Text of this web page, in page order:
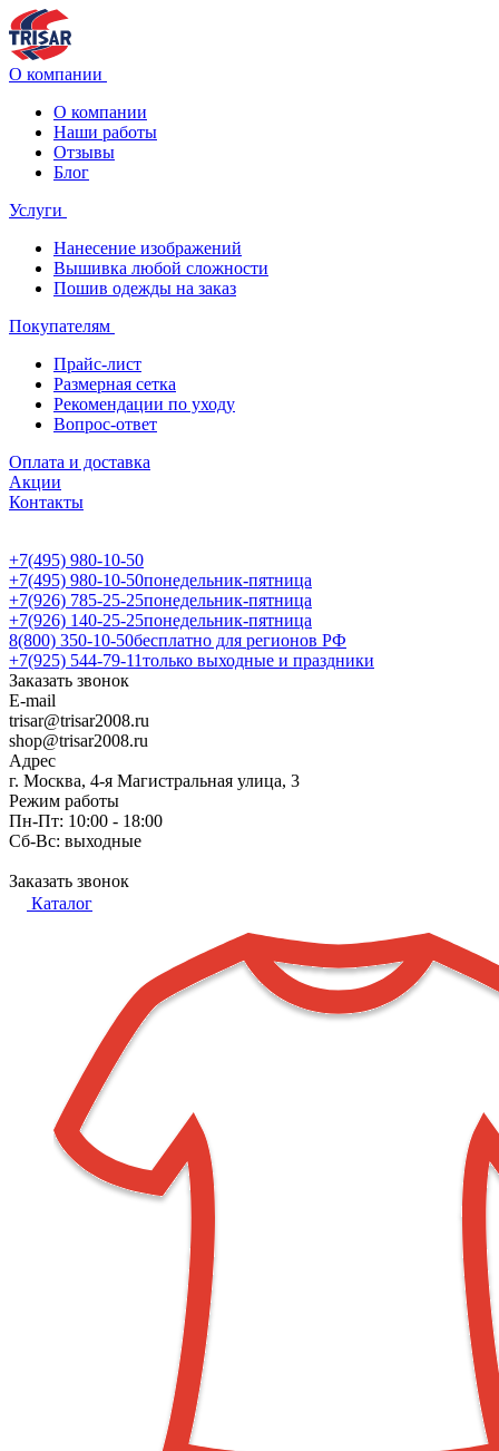
О компании
О компании
Наши работы
Отзывы
Блог
Услуги
Нанесение изображений
Вышивка любой сложности
Пошив одежды на заказ
Покупателям
Прайс-лист
Размерная сетка
Рекомендации по уходу
Вопрос-ответ
Оплата и доставка
Акции
Контакты
+7(495) 980-10-50
+7(495) 980-10-50понедельник-пятница
+7(926) 785-25-25понедельник-пятница
+7(926) 140-25-25понедельник-пятница
8(800) 350-10-50бесплатно для регионов РФ
+7(925) 544-79-11только выходные и праздники
Заказать звонок
E-mail
trisar@trisar2008.ru
shop@trisar2008.ru
Адрес
г. Москва, 4-я Магистральная улица, 3
Режим работы
Пн-Пт: 10:00 - 18:00
Сб-Вс: выходные
Заказать звонок
Каталог